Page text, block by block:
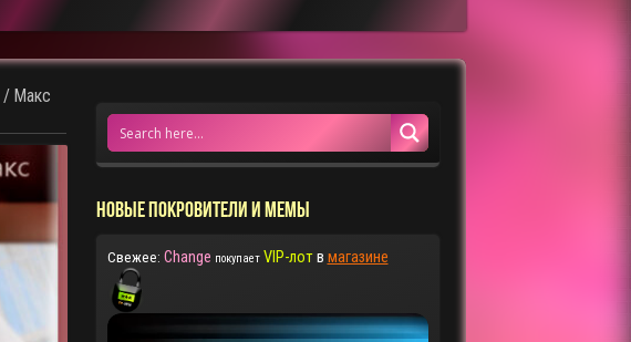
/ Макс
НОВЫЕ ПОКРОВИТЕЛИ И МЕМЫ
Свежее: Change покупает VIP-лотв магазине